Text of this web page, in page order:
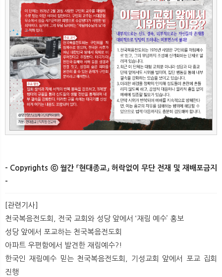
- Copyrights ⓒ 월간 「현대종교」 허락없이 무단 전재 및 재배포금지
-​ ​
[관련기사]
천국복음전도회, 전국 교회와 성당 앞에서 ‘재림 예수’ 홍보
성당 앞에서 포교하는 천국복음전도회
아파트 우편함에서 발견한 재림예수?!
한국인 재림예수 믿는 천국복음전도회, 기성교회 앞에서 포교 집회
진행